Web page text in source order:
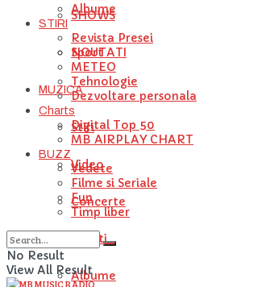
SHOWS
NOUTATI
MUZICA
Stiri
Video
Concerte
Artisti
Albume
Albume
STIRI
Revista Presei
Sport
METEO
Tehnologie
Dezvoltare personala
Charts
Digital Top 50
MB AIRPLAY CHART
BUZZ
Vedete
Filme si Seriale
Fun
Timp liber
No Result
View All Result